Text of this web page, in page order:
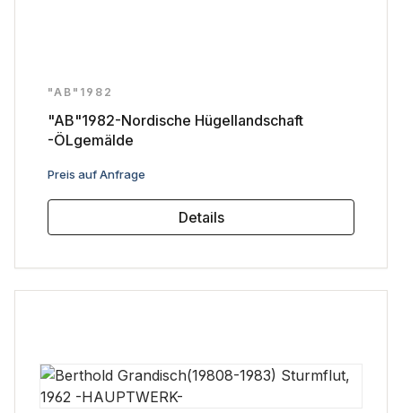
"AB"1982
"AB"1982-Nordische Hügellandschaft
-ÖLgemälde
Regulärer Preis:
Preis auf Anfrage
Details